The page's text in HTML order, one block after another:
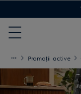
Menu
Promoţii active